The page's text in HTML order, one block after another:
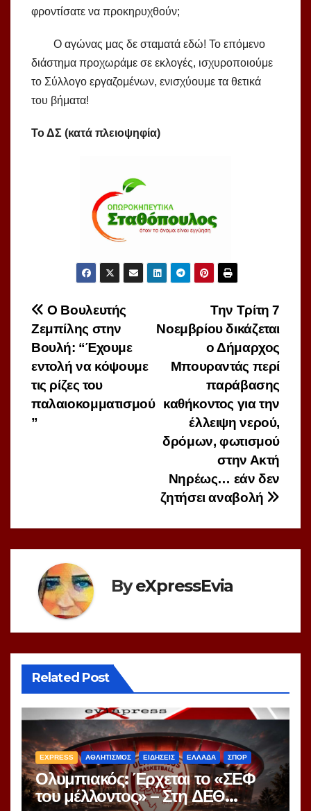
φροντίσατε να προκηρυχθούν;
Ο αγώνας μας δε σταματά εδώ! Το επόμενο
διάστημα προχωράμε σε εκλογές, ισχυροποιούμε
το Σύλλογο εργαζομένων, ενισχύουμε τα θετικά
του βήματα!
Το ΔΣ (κατά πλειοψηφία)
Πλοήγηση
άρθρων
Την Τρίτη 7
Νοεμβρίου δικάζεται
ο Δήμαρχος
Μπουραντάς περί
παράβασης
καθήκοντος για την
έλλειψη νερού,
δρόμων, φωτισμού
στην Ακτή
Νηρέως… εάν δεν
ζητήσει αναβολή
O Bουλευτής
Ζεμπίλης στην
Βουλή: “Έχουμε
εντολή να κόψουμε
τις ρίζες του
παλαιοκομματισμού
”
ByeXpressEvia
Related Post
EXPRESS ΑΘΛΗΤΙΣΜΟΣ ΕΙΔΗΣΕΙΣ ΕΛΛΑΔΑ ΣΠΟΡ
Ολυμπιακός: Έρχεται το «ΣΕΦ
του μέλλοντος» – Στη ΔΕΘ